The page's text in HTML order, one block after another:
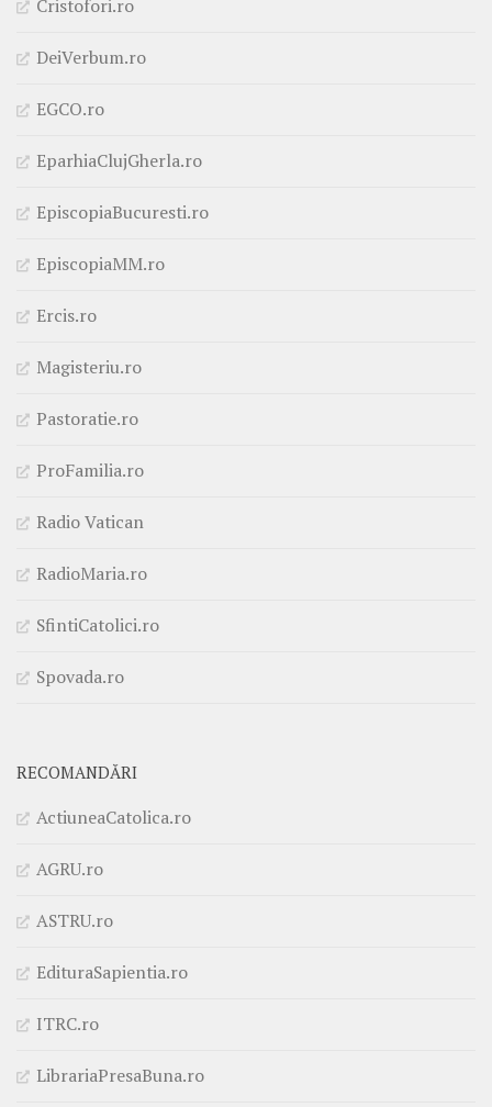
Cristofori.ro
DeiVerbum.ro
EGCO.ro
EparhiaClujGherla.ro
EpiscopiaBucuresti.ro
EpiscopiaMM.ro
Ercis.ro
Magisteriu.ro
Pastoratie.ro
ProFamilia.ro
Radio Vatican
RadioMaria.ro
SfintiCatolici.ro
Spovada.ro
RECOMANDĂRI
ActiuneaCatolica.ro
AGRU.ro
ASTRU.ro
EdituraSapientia.ro
ITRC.ro
LibrariaPresaBuna.ro